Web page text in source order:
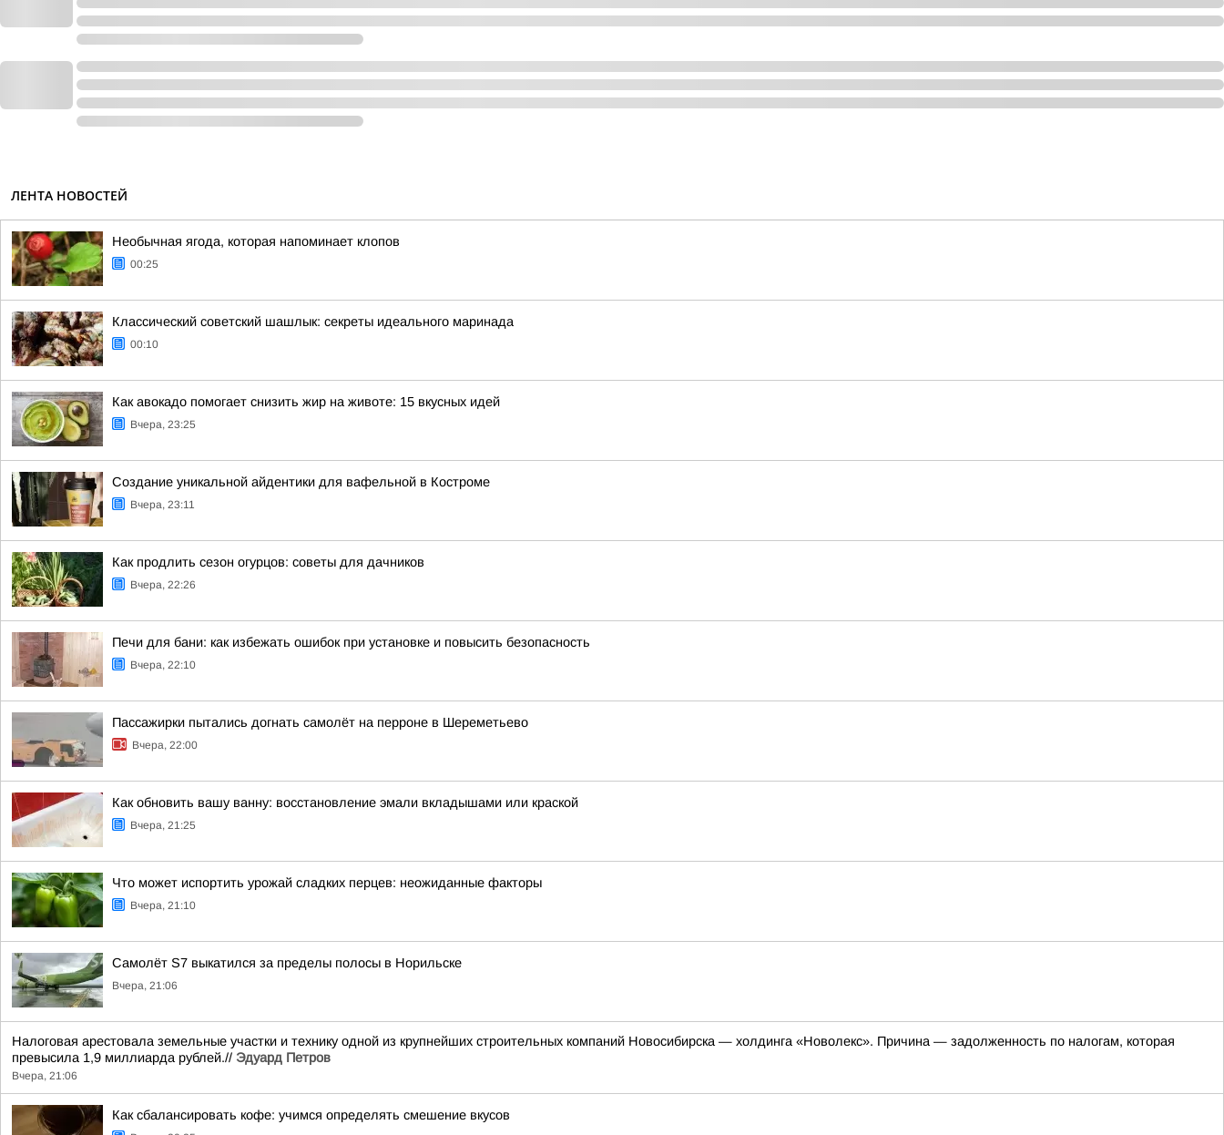
ЛЕНТА НОВОСТЕЙ
Необычная ягода, которая напоминает клопов
00:25
Классический советский шашлык: секреты идеального маринада
00:10
Как авокадо помогает снизить жир на животе: 15 вкусных идей
Вчера, 23:25
Создание уникальной айдентики для вафельной в Костроме
Вчера, 23:11
Как продлить сезон огурцов: советы для дачников
Вчера, 22:26
Печи для бани: как избежать ошибок при установке и повысить безопасность
Вчера, 22:10
Пассажирки пытались догнать самолёт на перроне в Шереметьево
Вчера, 22:00
Как обновить вашу ванну: восстановление эмали вкладышами или краской
Вчера, 21:25
Что может испортить урожай сладких перцев: неожиданные факторы
Вчера, 21:10
Самолёт S7 выкатился за пределы полосы в Норильске
Вчера, 21:06
Налоговая арестовала земельные участки и технику одной из крупнейших строительных компаний Новосибирска — холдинга «Новолекс». Причина — задолженность по налогам, которая
превысила 1,9 миллиарда рублей.// Эдуард Петров
Вчера, 21:06
Как сбалансировать кофе: учимся определять смешение вкусов